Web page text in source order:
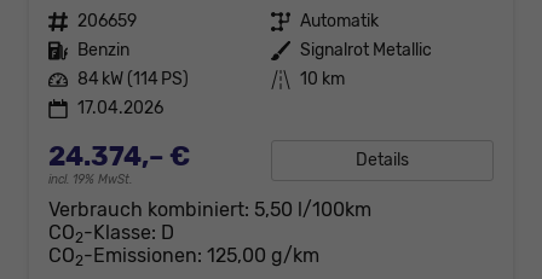
Fahrzeugnr. 206659 Getriebe Automatik
Kraftstoff Benzin Außenfarbe Signalrot Metallic
Leistung 84 kW (114 PS) Kilometerstand 10 km
17.04.2026
24.374,– €
incl. 19% MwSt.
Details
Verbrauch kombiniert: 5,50 l/100km
CO2-Klasse: D
CO2-Emissionen: 125,00 g/km